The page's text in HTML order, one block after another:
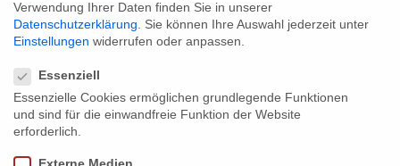
“Empire Me” auf dem exground filmfest
24
Wir freuen uns zu verkünden, dass unsere Produktion “Empire
Me” von Paul Poet auf dem exground filmfest 24 zu sehen sein
Verwendung Ihrer Daten finden Sie in unserer
Datenschutzerklärung
Sie können Ihre Auswahl jederzeit unter
Einstellungen widerrufen oder anpassen.
Essenziell
Essenzielle Cookies ermöglichen grundlegende Funktionen
und sind für die einwandfreie Funktion der Website
erforderlich.